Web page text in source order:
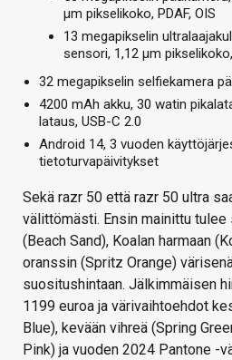
µm pikselikoko, PDAF, OIS
13 megapikselin
sensori, 1,12 µm
32 megapikselin selfiekamera
4200 mAh akku, 30 watin
lataus, USB-C 2.0
Android 14, 3 vuoden
tietoturvapäivitykset
Sekä razr 50 että razr 50 ultra
välittömästi. Ensin mainittu tulee
(Beach Sand), Koalan harmaan
oranssin (Spritz Orange)
suositushintaan. Jälkimmäisen
1199 euroa ja värivaihtoehdot
Blue), kevään vihreä (Spring
Pink) ja vuoden 2024 Pantone -